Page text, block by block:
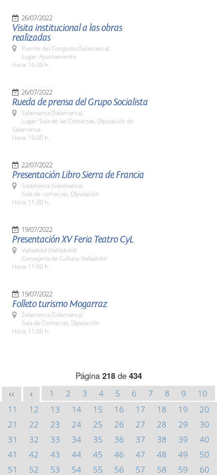
26/07/2022
Visita institucional a las obras
realizadas
Puente del Congosto (Salamanca)
Lugar: Ayuntamiento
Hora: 10:30 h.
26/07/2022
Rueda de prensa del Grupo Socialista
Salamanca (Salamanca)
Lugar: Sala de las Comarcas. Diputación de
Salamanca
Hora: 10:00 h.
22/07/2022
Presentación Libro Sierra de Francia
Salamanca (Salamanca)
Sala de comarcas. Diputación
Hora: 11:30 h.
19/07/2022
Presentación XV Feria Teatro CyL
Valladolid (Valladolid)
Consejería de Cultura. Valladolid
Hora: 11:30 h.
19/07/2022
Folleto turismo Mogarraz
Salamanca (Salamanca)
Sala de Comarcas. Diputación
Hora: 11:00 h.
Página 218de 434
<< < 1 2 3 4 5 6 7 8 9
10
11
12 13 14 15 16 17 18 19
20
21
22 23 24 25 26 27 28 29
30
31
32 33 34 35 36 37 38 39
40
41
42 43 44 45 46 47 48 49
50
51
52 53 54 55 56 57 58 59
60